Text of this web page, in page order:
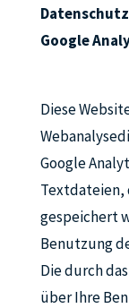
Google
Diese
Google
Textdateien,
gespeichert
Benutzung
Die durch
über Ihre